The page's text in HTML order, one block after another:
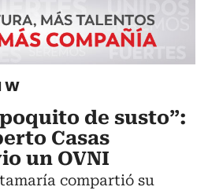
W
de susto”:
Casas
un OVNI
compartió su